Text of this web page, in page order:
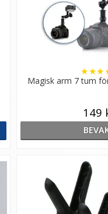
Magisk arm 7 tum
★★★
149